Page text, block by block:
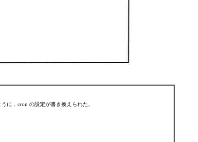
に，cron の設定が書き換えられた。